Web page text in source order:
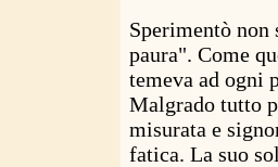
Sperimentò non
paura". Come
temeva ad ogni
Malgrado tutto
misurata e
fatica. La suo